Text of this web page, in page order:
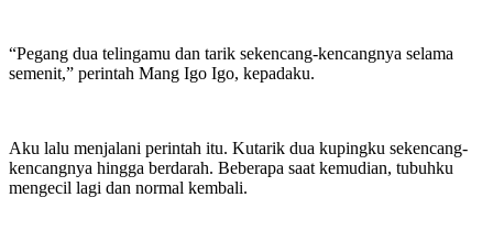
“Pegang dua telingamu dan tarik sekencang-kencangnya selama
semenit,” perintah Mang Igo Igo, kepadaku.
Aku lalu menjalani perintah itu. Kutarik dua kupingku sekencang-
kencangnya hingga berdarah. Beberapa saat kemudian, tubuhku
mengecil lagi dan normal kembali.